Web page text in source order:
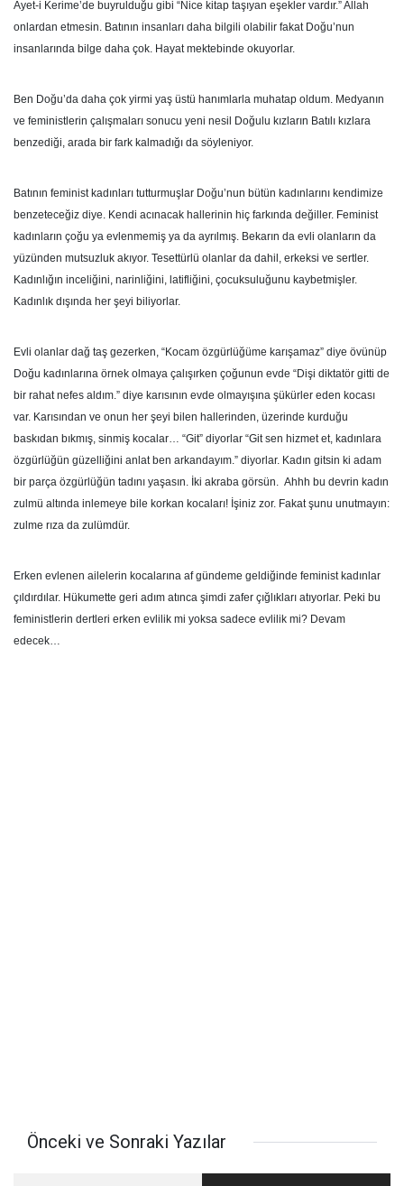
Âyet-i Kerime’de buyrulduğu gibi “Nice kitap taşıyan eşekler vardır.” Allah
onlardan etmesin. Batının insanları daha bilgili olabilir fakat Doğu’nun
insanlarında bilge daha çok. Hayat mektebinde okuyorlar.
Ben Doğu’da daha çok yirmi yaş üstü hanımlarla muhatap oldum. Medyanın
ve feministlerin çalışmaları sonucu yeni nesil Doğulu kızların Batılı kızlara
benzediği, arada bir fark kalmadığı da söyleniyor.
Batının feminist kadınları tutturmuşlar Doğu’nun bütün kadınlarını kendimize
benzeteceğiz diye. Kendi acınacak hallerinin hiç farkında değiller. Feminist
kadınların çoğu ya evlenmemiş ya da ayrılmış. Bekarın da evli olanların da
yüzünden mutsuzluk akıyor. Tesettürlü olanlar da dahil, erkeksi ve sertler.
Kadınlığın inceliğini, narinliğini, latifliğini, çocuksuluğunu kaybetmişler.
Kadınlık dışında her şeyi biliyorlar.
Evli olanlar dağ taş gezerken, “Kocam özgürlüğüme karışamaz” diye övünüp
Doğu kadınlarına örnek olmaya çalışırken çoğunun evde “Dişi diktatör gitti de
bir rahat nefes aldım.” diye karısının evde olmayışına şükürler eden kocası
var. Karısından ve onun her şeyi bilen hallerinden, üzerinde kurduğu
baskıdan bıkmış, sinmiş kocalar… “Git” diyorlar “Git sen hizmet et, kadınlara
özgürlüğün güzelliğini anlat ben arkandayım.” diyorlar. Kadın gitsin ki adam
bir parça özgürlüğün tadını yaşasın. İki akraba görsün. Ahhh bu devrin kadın
zulmü altında inlemeye bile korkan kocaları! İşiniz zor. Fakat şunu unutmayın:
zulme rıza da zulümdür.
Erken evlenen ailelerin kocalarına af gündeme geldiğinde feminist kadınlar
çıldırdılar. Hükumette geri adım atınca şimdi zafer çığlıkları atıyorlar. Peki bu
feministlerin dertleri erken evlilik mi yoksa sadece evlilik mi? Devam
edecek…
Önceki ve Sonraki Yazılar